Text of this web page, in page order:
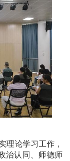
理论学习工作，
治认同、师德师